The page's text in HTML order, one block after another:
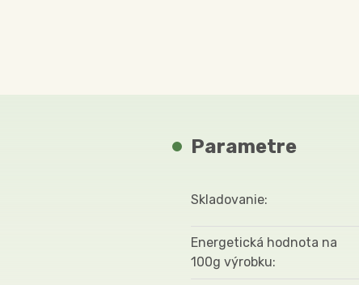
Parametre
Skladovanie
Energetická hodnota na
100g výrobku